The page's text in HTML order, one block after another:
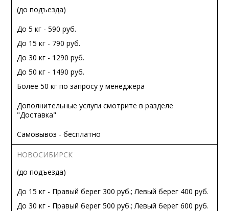
(до подъезда)
До 5 кг - 590 руб.
До 15 кг - 790 руб.
До 30 кг - 1290 руб.
До 50 кг - 1490 руб.
Более 50 кг по запросу у менеджера
Дополнительные услуги смотрите в разделе
"Доставка"
Самовывоз - бесплатно
НОВОСИБИРСК
(до подъезда)
До 15 кг - Правый берег 300 руб.; Левый берег 400 руб.
До 30 кг - Правый берег 500 руб.; Левый берег 600 руб.